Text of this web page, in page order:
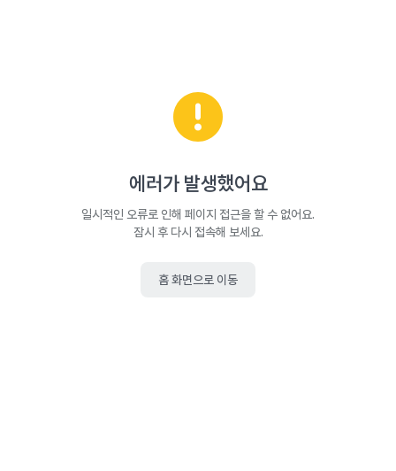
에러가 발생했어요
일시적인 오류로 인해 페이지 접근을 할 수 없어요.
잠시 후 다시 접속해 보세요.
홈 화면으로 이동